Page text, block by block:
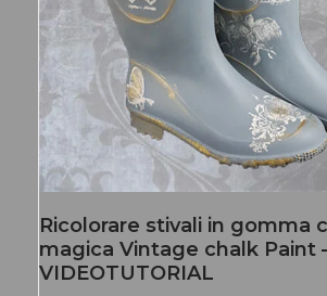
Ricolorare stivali in gomma
magica Vintage chalk Paint
VIDEOTUTORIAL